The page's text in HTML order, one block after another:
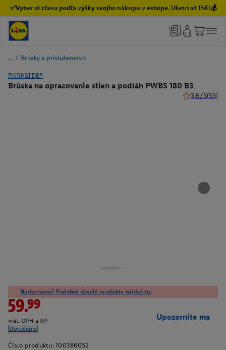
✅Vyber si zľavu podľa výšky svojho nákupu v eshope. Ušetri až 15€!💰
/ Brúsky a príslušenstvo
PARKSIDE®
Brúska na opracovanie stien a podláh PWBS 180 B3
3.6/5(53)
Nedostupné! Podobné skvelé produkty nájdeš tu.
59.99
vrát. DPH a RP
Doručenie
Upozornite ma
Číslo produktu: 100386052